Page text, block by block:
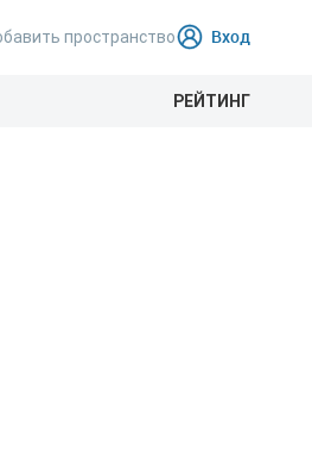
пространство Вход
РЕЙТИНГ